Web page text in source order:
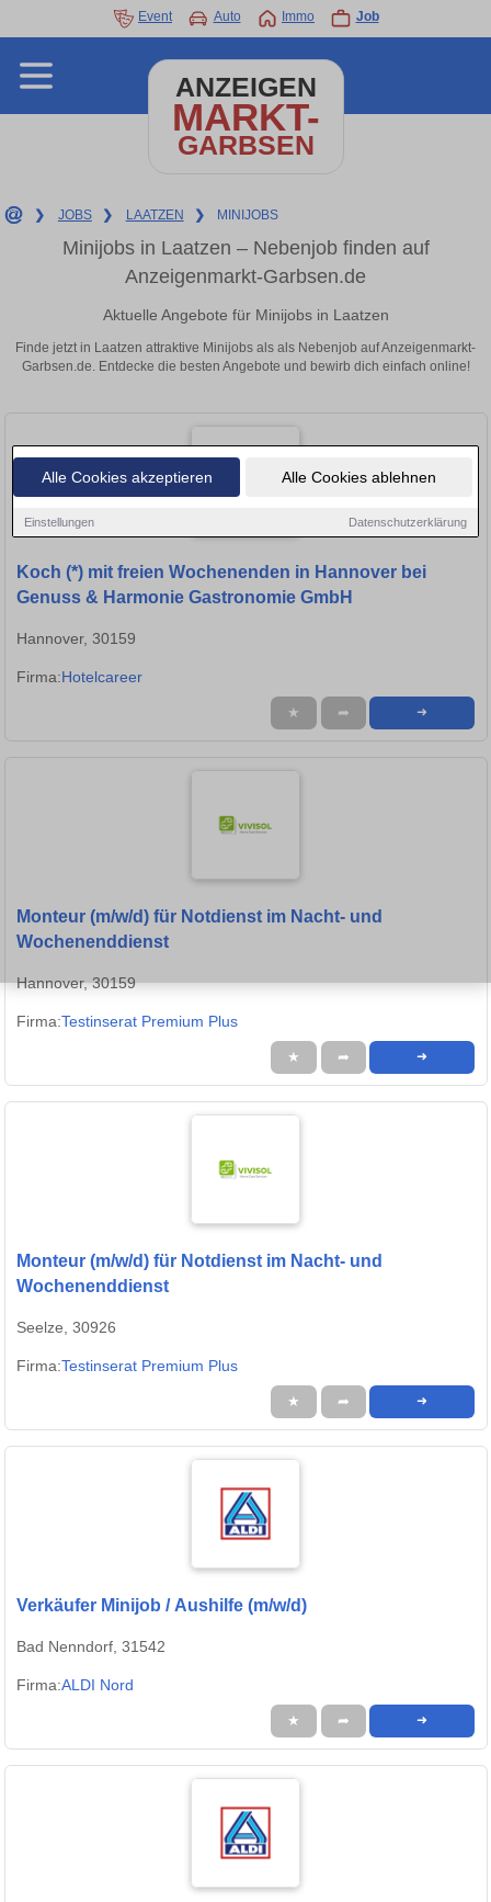
Alle Cookies akzeptieren Alle Cookies ablehnen
Einstellungen Datenschutzerklärung
Event Auto Immo Job
ANZEIGEN
MARKT-
GARBSEN
❯ JOBS ❯ LAATZEN ❯ MINIJOBS
Minijobs in Laatzen – Nebenjob finden auf
Anzeigenmarkt-Garbsen.de
Aktuelle Angebote für Minijobs in Laatzen
Finde jetzt in Laatzen attraktive Minijobs als als Nebenjob auf Anzeigenmarkt-
Garbsen.de. Entdecke die besten Angebote und bewirb dich einfach online!
Koch (*) mit freien Wochenenden in Hannover bei
Genuss & Harmonie Gastronomie GmbH
Hannover, 30159
Firma:Hotelcareer
★ ➦ ➜
Monteur (m/w/d) für Notdienst im Nacht- und
Wochenenddienst
Hannover, 30159
Firma:Testinserat Premium Plus
★ ➦ ➜
Monteur (m/w/d) für Notdienst im Nacht- und
Wochenenddienst
Seelze, 30926
Firma:Testinserat Premium Plus
★ ➦ ➜
Verkäufer Minijob / Aushilfe (m/w/d)
Bad Nenndorf, 31542
Firma:ALDI Nord
★ ➦ ➜